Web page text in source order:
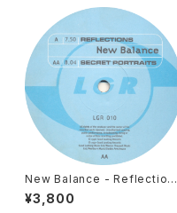
New Balance - Reflections
/ Secret Portraits [Looking
Good / 1997]
¥3,800